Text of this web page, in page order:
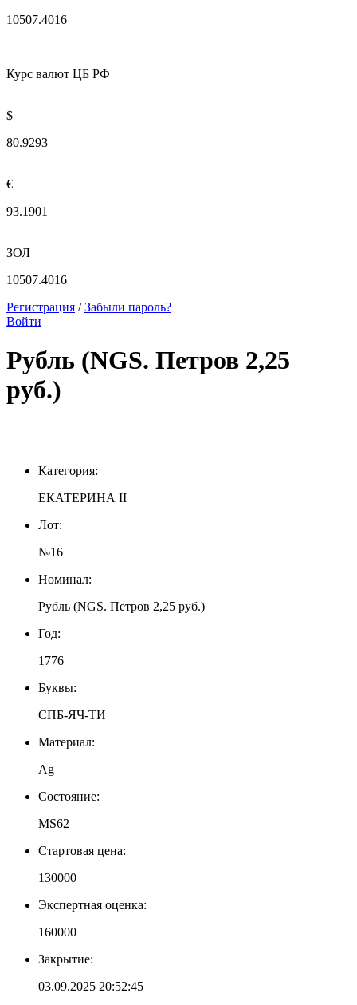
10507.4016
Курс валют ЦБ РФ
$
80.9293
€
93.1901
ЗОЛ
10507.4016
Регистрация / Забыли пароль?
Войти
Рубль (NGS. Петров 2,25
руб.)
Категория:
ЕКАТЕРИНА II
Лот:
№16
Номинал:
Рубль (NGS. Петров 2,25 руб.)
Год:
1776
Буквы:
СПБ-ЯЧ-ТИ
Материал:
Ag
Состояние:
MS62
Стартовая цена:
130000
Экспертная оценка:
160000
Закрытие:
03.09.2025 20:52:45